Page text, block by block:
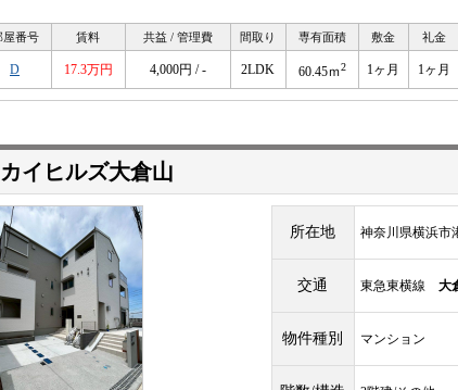
屋番号 賃料 共益 / 管理費 間取り 専有面積 敷金 礼金
D 17.3万円 4,000円 / - 2LDK 60.45ｍ2 1ヶ月 1ヶ月
イヒルズ大倉山
所在地 神奈川県横浜市
交通 東急東横線 大
物件種別 マンション